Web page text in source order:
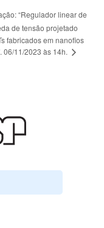
“Regulador linear de
de tensão projetado
fabricados em nanofios
06/11/2023 às 14h.